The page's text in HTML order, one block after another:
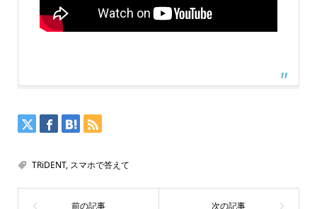
TRiDENT, スマホで答えて